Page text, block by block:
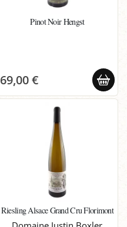
Pinot Noir Hengst
69,00 €
Riesling Alsace Grand Cru Florimont